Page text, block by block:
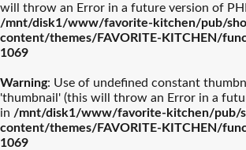
will throw an Error in a future version of
/mnt/disk1/www/favorite-kitchen/pub/
content/themes/FAVORITE-KITCHEN/
1069
Warning: Use of undefined constant
'thumbnail' (this will throw an Error in a
in /mnt/disk1/www/favorite-kitchen/pub/
content/themes/FAVORITE-KITCHEN/
1069
ビクトリノックス
カメヤマ
す
出産祝おすすめギフト
プレート・器人気
ランキング